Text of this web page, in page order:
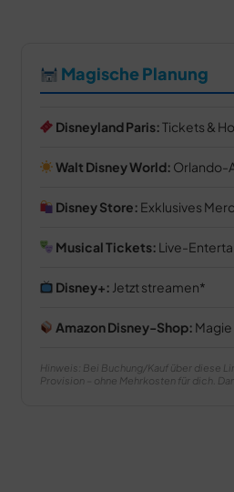
Magische Planung
Disneyland Paris:Tickets &
Walt Disney World: Orlando-
Disney Store: Exklusives
Musical Tickets: Live-
Disney+: Jetzt streamen
Amazon Disney-Shop:
Hinweis: Bei Buchung/Kauf über diese
Provision – ohne Mehrkosten für dich.